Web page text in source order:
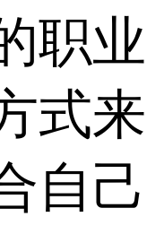
职业
式来
自己